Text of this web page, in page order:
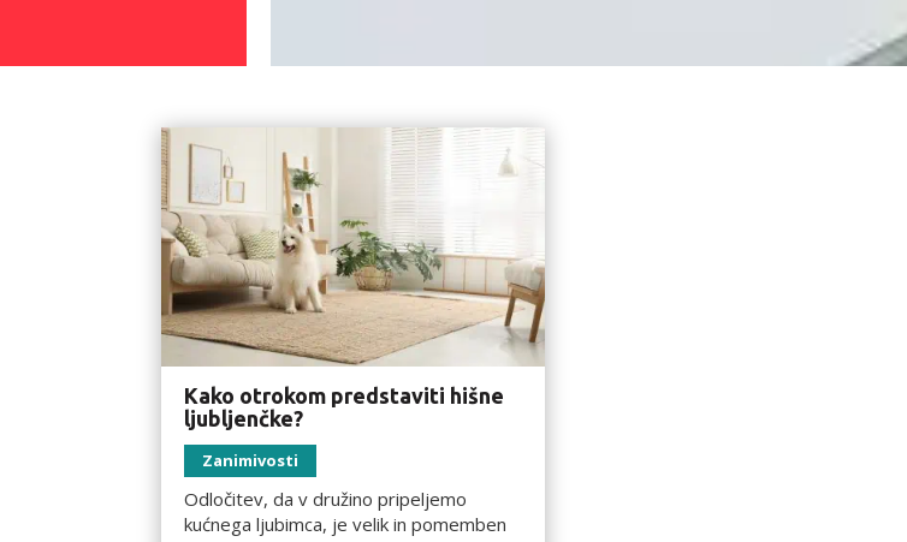
Kako otrokom predstaviti hišne
ljubljenčke?
Zanimivosti
Odločitev, da v družino pripeljemo
kućnega ljubimca, je velik in pomemben